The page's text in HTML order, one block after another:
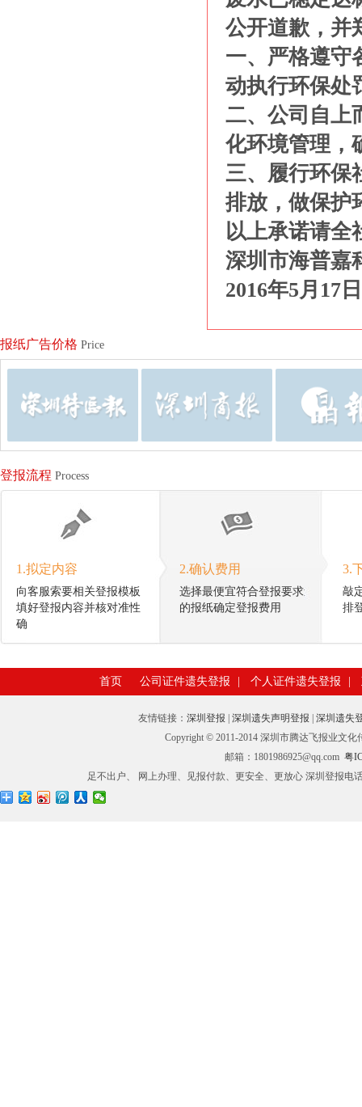
公开道歉，并
一、严格遵守
动执行环保处
二、公司自上
化环境管理，
三、履行环保
排放，做保护
以上承诺请全
深圳市海普嘉
2016年5月17日
报纸广告价格 Price
登报流程 Process
1.拟定内容
向客服索要相关登报模板
填好登报内容并核对准性
确
2.确认费用
选择最便宜符合登报要求
的报纸确定登报费用
3.
敲
排
首页 公司证件遗失登报 个人证件遗失登报
友情链接： 深圳登报 深圳遗失声明登报
深圳遗失
Copyright © 2011-2014 深圳市腾达飞报业文
邮箱：1801986925@qq.com粤
足不出户、 网上办理、见报付款、更安全、更放心 深圳登报电